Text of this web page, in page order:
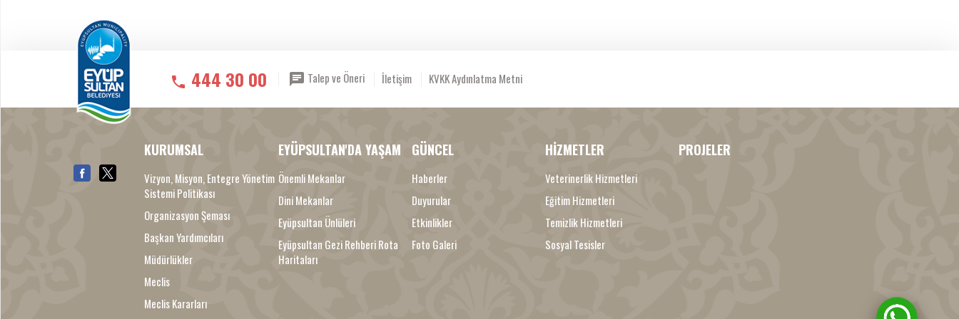
444 30 00 Talep ve Öneri İletişim KVKK Aydınlatma Metni
KURUMSAL
Vizyon, Misyon, Entegre Yönetim
Sistemi Politikası
Organizasyon Şeması
Başkan Yardımcıları
Müdürlükler
Meclis
Meclis Kararları
EYÜPSULTAN'DA YAŞAM
Önemli Mekanlar
Dini Mekanlar
Eyüpsultan Ünlüleri
Eyüpsultan Gezi Rehberi Rota
Haritaları
GÜNCEL
Haberler
Duyurular
Etkinlikler
Foto Galeri
HİZMETLER
Veterinerlik Hizmetleri
Eğitim Hizmetleri
Temizlik Hizmetleri
Sosyal Tesisler
PROJELER